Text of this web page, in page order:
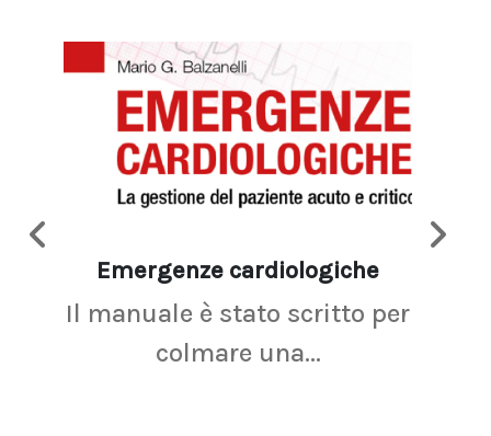
Emergenze cardiologiche
Il manuale è stato scritto per
colmare una...